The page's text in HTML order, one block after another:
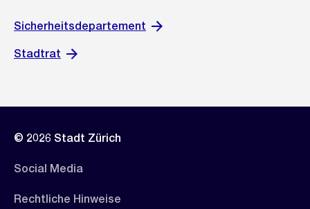
Sicherheitsdepartement
Stadtrat
© 2026 Stadt Zürich
Social Media
Rechtliche Hinweise